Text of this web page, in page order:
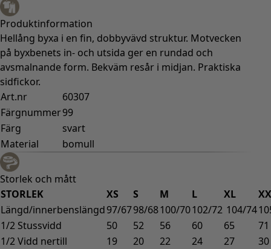
Produktinformation
Hellång byxa i en fin, dobbyvävd struktur. Motvecken
på byxbenets in- och utsida ger en rundad och
avsmalnande form. Bekväm resår i midjan. Praktiska
sidfickor.
Art.nr
60307
Färgnummer99
Färg
svart
Material
bomull
Storlek och mått
STORLEK
XS S M L XL
Längd/innerbenslängd97/6798/68100/70102/72 104/74
1/2 Stussvidd
50 52 56 60 65
71
1/2 Vidd nertill
19 20 22 24 27
30